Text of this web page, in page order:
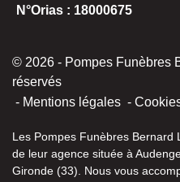
N°Orias : 18000675
© 2026 - Pompes Funèbres
réservés
Mentions légales
Les Pompes Funèbres Bernard
de leur agence située à
Gironde (33). Nous vous